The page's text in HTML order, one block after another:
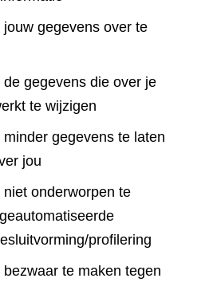
jouw gegevens over te
de gegevens die over je
te wijzigen
minder gegevens te laten
jou
niet onderworpen te
profilering
bezwaar te maken tegen